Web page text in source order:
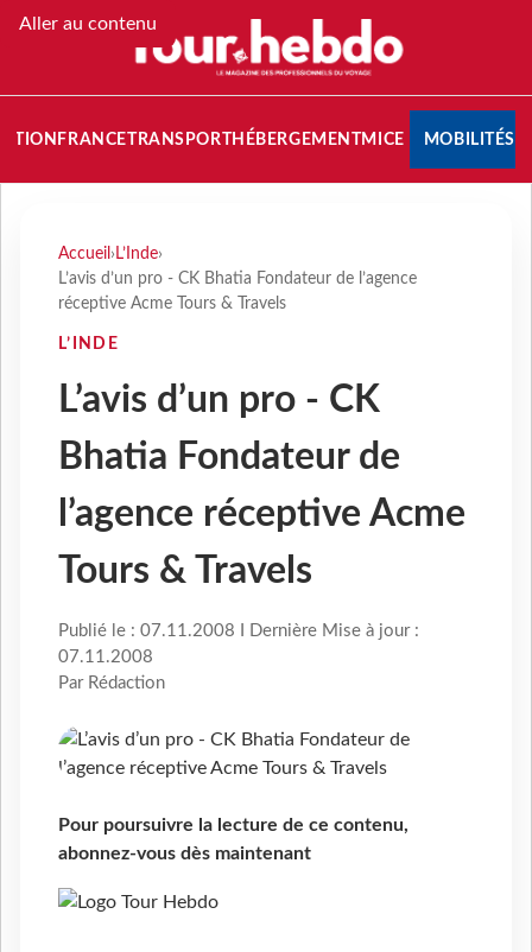
Aller au contenu
FRANCETRANSPORT HÉBERGEMENTMICE MOBILITÉS
Accueil › L’Inde›
L’avis d’un pro - CK Bhatia Fondateur de l’agence
réceptive Acme Tours & Travels
L’INDE
L’avis d’un pro - CK
Bhatia Fondateur de
l’agence réceptive Acme
Tours & Travels
Publié le : 07.11.2008 I Dernière Mise à jour :
07.11.2008
Par Rédaction
Pour poursuivre la lecture de ce contenu,
abonnez-vous dès maintenant